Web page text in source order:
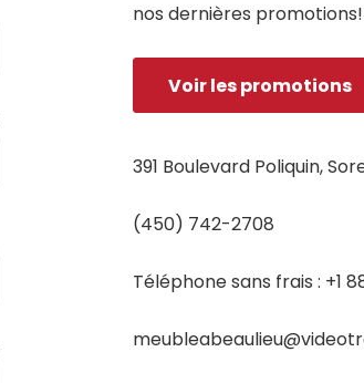
nos dernières promotions!
Voir les promotions
391 Boulevard Poliquin,
(450) 742-2708
Téléphone sans frais : +1